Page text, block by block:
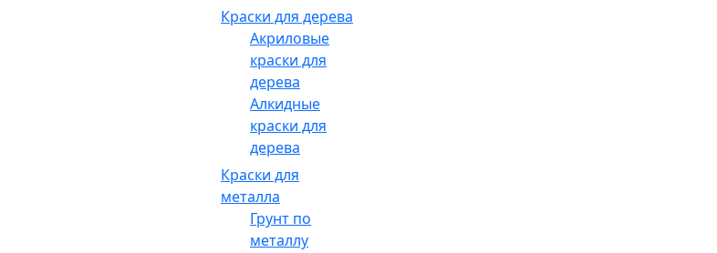
Краски для дерева
Акриловые
краски для
дерева
Алкидные
краски для
дерева
Краски для
металла
Грунт по
металлу